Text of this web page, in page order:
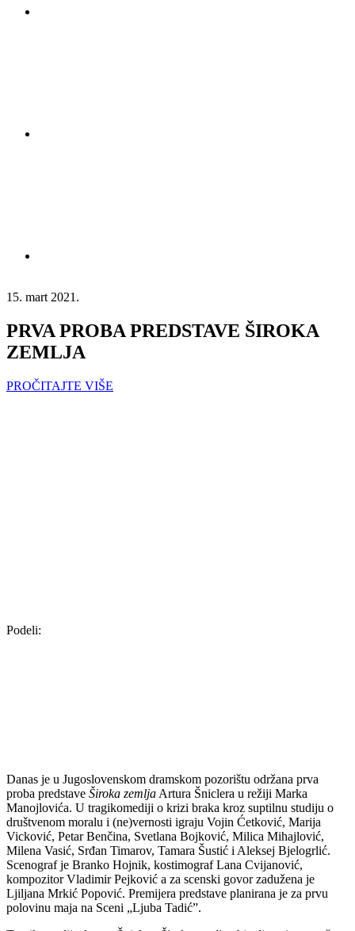
15. mart 2021.
PRVA PROBA PREDSTAVE ŠIROKA
ZEMLJA
PROČITAJTE VIŠE
Podeli:
Danas je u Jugoslovenskom dramskom pozorištu održana prva
proba predstave Široka zemlja Artura Šniclera u režiji Marka
Manojlovića. U tragikomediji o krizi braka kroz suptilnu studiju o
društvenom moralu i (ne)vernosti igraju Vojin Ćetković, Marija
Vicković, Petar Benčina, Svetlana Bojković, Milica Mihajlović,
Milena Vasić, Srđan Timarov, Tamara Šustić i Aleksej Bjelogrlić.
Scenograf je Branko Hojnik, kostimograf Lana Cvijanović,
kompozitor Vladimir Pejković a za scenski govor zadužena je
Ljiljana Mrkić Popović. Premijera predstave planirana je za prvu
polovinu maja na Sceni „Ljuba Tadić”.